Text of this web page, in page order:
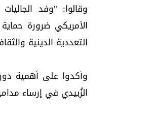
وقالوا: "وفد
الأمريكي ضرورة
التعددية الدينية
وأكدوا على أهمية
الزُبيدي في إرساء